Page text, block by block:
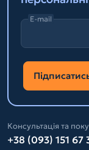
E-mail
Консультація та
+38 (093) 151 67